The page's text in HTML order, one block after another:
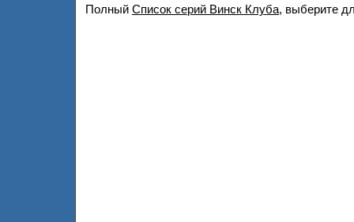
Полный Список серий Винск Клуба, выберите